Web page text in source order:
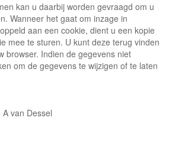
kan u daarbij worden gevraagd om u
Wanneer het gaat om inzage in
aan een cookie, dient u een kopie
mee te sturen. U kunt deze terug vinden
browser. Indien de gegevens niet
om de gegevens te wijzigen of te laten
van Dessel